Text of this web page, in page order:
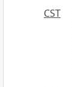
CST